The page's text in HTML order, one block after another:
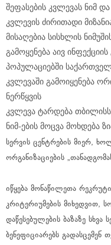
შეფასების კვლევას ნიმ
კვლევის ძირითადი
მისაღებია სისხლის
გამოყენება აივ
პოპულაციებში
კვლევაში გამოიყენება
ნერწყვის
კვლევა ტარდება
ნიმ-ების მოცვა მოხდება
სერვის ცენტრების მიერ,
ორგანიზაციების
იწყება მონაწილეთა
კრიტერიუმების მიხედვით,
დაწესებულების ბაზაზე სხვა
ბენეფიციარებს გადასცემენ